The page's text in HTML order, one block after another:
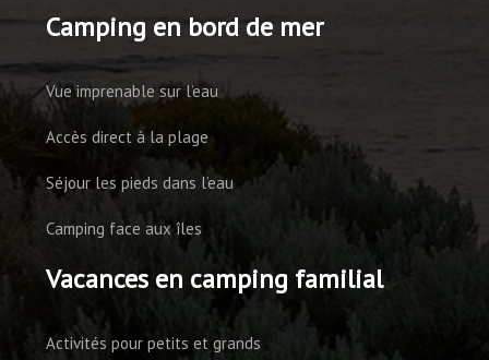
Camping en bord de mer
Vue imprenable sur l’eau
Accès direct à la plage
Séjour les pieds dans l’eau
Camping face aux îles
Vacances en camping familial
Activités pour petits et grands